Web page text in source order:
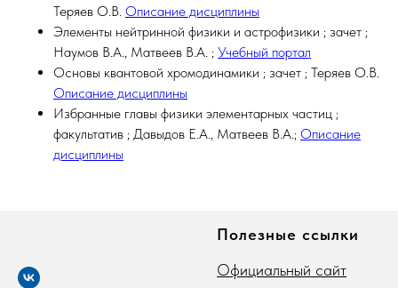
Теряев О.В. Описание дисциплины
Элементы нейтринной физики и астрофизики ; зачет ;
Наумов В.А., Матвеев В.А. ; Учебный портал
Основы квантовой хромодинамики ; зачет ; Теряев О.В.
Описание дисциплины
Избранные главы физики элементарных частиц ;
факультатив ; Давыдов Е.А., Матвеев В.А.; Описание
дисциплины
Полезные ссылки
Официальный сайт